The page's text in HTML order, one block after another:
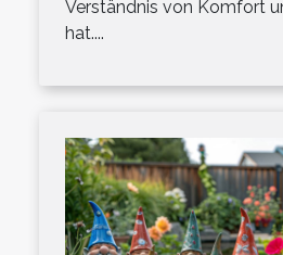
Verständnis von Komfort
hat....